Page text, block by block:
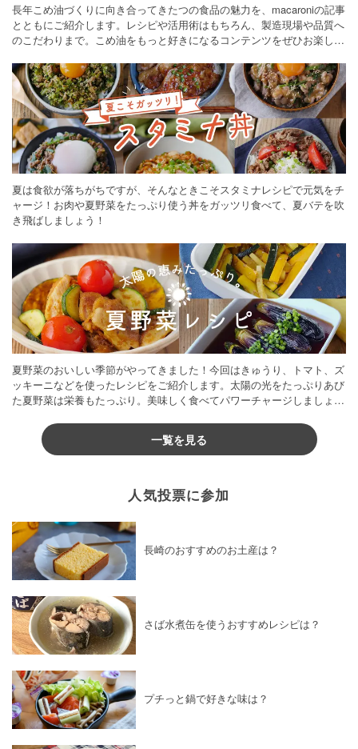
長年こめ油づくりに向き合ってきたつの食品の魅力を、macaroniの記事
とともにご紹介します。レシピや活用術はもちろん、製造現場や品質へ
のこだわりまで。こめ油をもっと好きになるコンテンツをぜひお楽しみ
夏は食欲が落ちがちですが、そんなときこそスタミナレシピで元気をチ
ャージ！お肉や夏野菜をたっぷり使う丼をガッツリ食べて、夏バテを吹
き飛ばしましょう！
夏野菜のおいしい季節がやってきました！今回はきゅうり、トマト、ズ
ッキーニなどを使ったレシピをご紹介します。太陽の光をたっぷりあび
た夏野菜は栄養もたっぷり。美味しく食べてパワーチャージしましょう
一覧を見る
人気投票に参加
長崎のおすすめのお土産は？
さば水煮缶を使うおすすめレシピは？
プチっと鍋で好きな味は？